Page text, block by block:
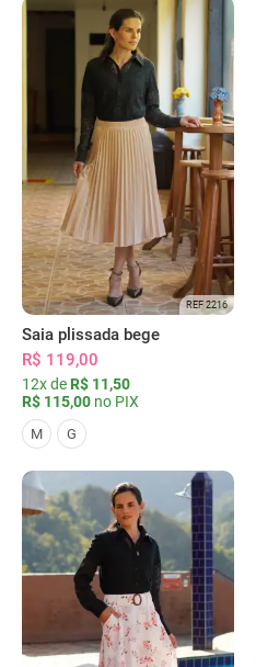
REF 2216
Saia plissada bege
R$ 119,00
12x de R$ 11,50
R$ 115,00 no PIX
M G